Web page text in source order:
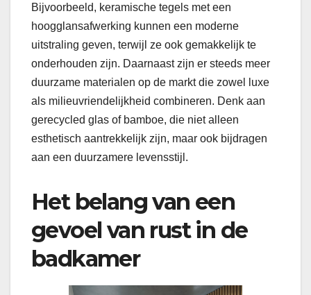
Bijvoorbeeld, keramische tegels met een
hoogglansafwerking kunnen een moderne
uitstraling geven, terwijl ze ook gemakkelijk te
onderhouden zijn. Daarnaast zijn er steeds meer
duurzame materialen op de markt die zowel luxe
als milieuvriendelijkheid combineren. Denk aan
gerecycled glas of bamboe, die niet alleen
esthetisch aantrekkelijk zijn, maar ook bijdragen
aan een duurzamere levensstijl.
Het belang van een
gevoel van rust in de
badkamer